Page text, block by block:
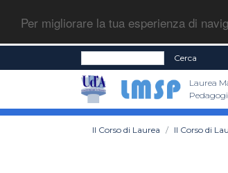
Per migliorare la tua esperienza di
Cerca
Laurea
Il Corso di Laurea Il Corso di